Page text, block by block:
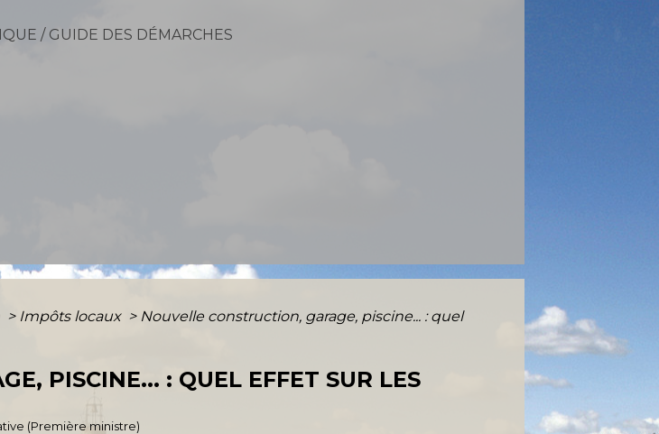
/ GUIDE DES DÉMARCHES
> Impôts locaux > Nouvelle construction, garage, piscine... : quel
PISCINE... : QUEL EFFET SUR LES
(Première ministre)